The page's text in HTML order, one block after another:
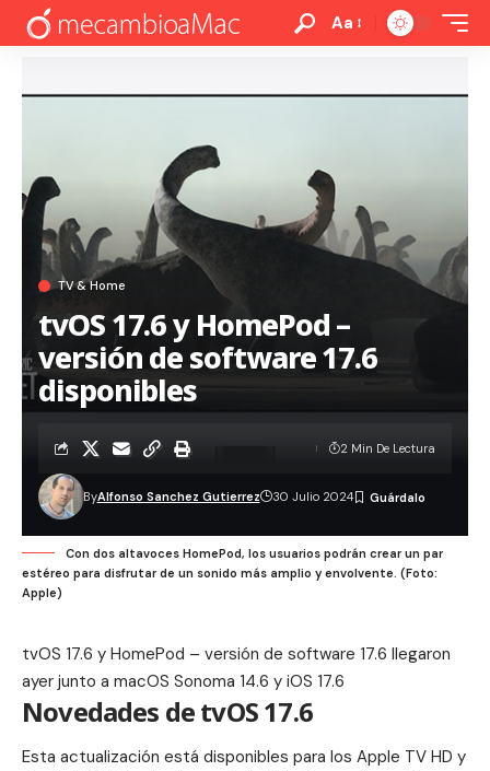
Aa
TV & Home
tvOS 17.6 y HomePod –
versión de software 17.6
disponibles
ByAlfonso Sanchez Gutierrez 30 Julio 2024
2 Min De Lectura
Con dos altavoces HomePod, los usuarios podrán crear un par
estéreo para disfrutar de un sonido más amplio y envolvente. (Foto:
Apple)
tvOS 17.6 y HomePod – versión de software 17.6 llegaron
ayer junto a macOS Sonoma 14.6 y iOS 17.6
Novedades de tvOS 17.6
Esta actualización está disponibles para los Apple TV HD y